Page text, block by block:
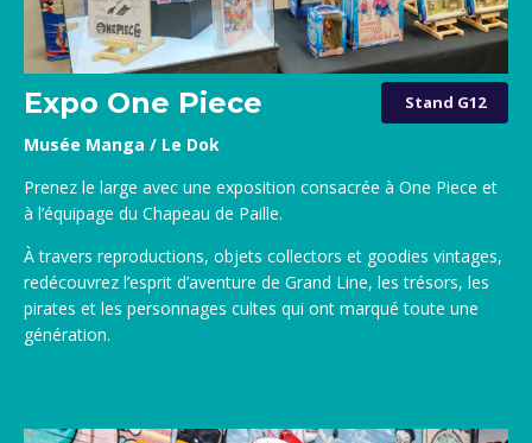
Expo One Piece Stand G12
Musée Manga / Le Dok
Prenez le large avec une exposition consacrée à One Piece et
à l’équipage du Chapeau de Paille.
À travers reproductions, objets collectors et goodies vintages,
redécouvrez l’esprit d’aventure de Grand Line, les trésors, les
pirates et les personnages cultes qui ont marqué toute une
génération.